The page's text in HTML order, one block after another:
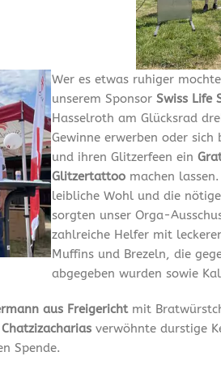
Wer es etwas ruhiger
unserem Sponsor Swiss Life
Hasselroth am Glücksrad
Gewinne erwerben oder sich
und ihren Glitzerfeen ein
Glitzertattoomachen lassen.
leibliche Wohl und die
sorgten unser Orga-
zahlreiche Helfer mit
Muffins und Brezeln, die
abgegeben wurden sowie
aus Freigerichtmit
verwöhnte durstige
Spende.